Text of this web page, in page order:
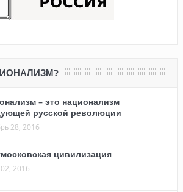
– это национализм
русской революции
28, 2016
цивилизация
2016